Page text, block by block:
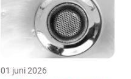
01 juni 2026